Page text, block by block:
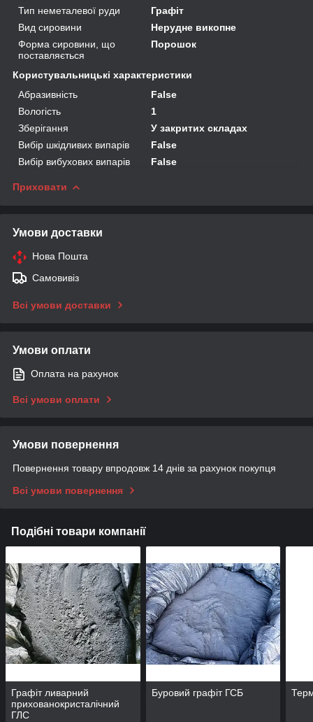
Тип неметалевої руди
Графіт
Вид сировини
Нерудне викопне
Форма сировини, що
поставляється
Порошок
Користувальницькі характеристики
Абразивність
False
Вологість
1
Зберігання
У закритих складах
Вибір шкідливих випарів
False
Вибір вибухових випарів
False
Приховати
Умови доставки
Нова Пошта
Самовивіз
Всі умови доставки
Умови оплати
Оплата на рахунок
Всі умови оплати
Умови повернення
Повернення товару впродовж 14 днів за рахунок покупця
Всі умови повернення
Подібні товари компанії
Графіт ливарний
прихованокристалічний
ГЛС
Буровий графіт ГСБ